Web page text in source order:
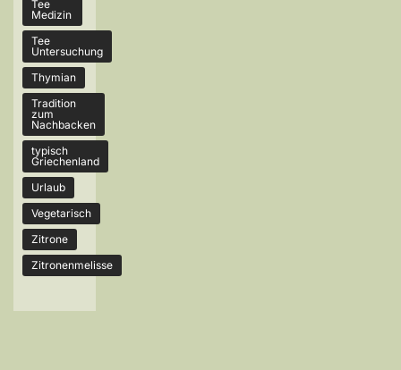
Tee
Medizin
Tee
Untersuchung
Thymian
Tradition
zum
Nachbacken
typisch
Griechenland
Urlaub
Vegetarisch
Zitrone
Zitronenmelisse